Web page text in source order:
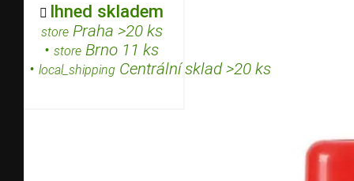
 Ihned skladem
storePraha >20 ks
• store Brno 11 ks
• local_shipping Centrální sklad >20 ks